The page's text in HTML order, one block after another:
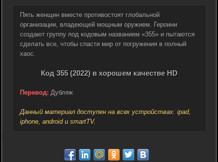
Пять женщин вместе противостоят глобальной
организации, владеющей мощным оружием. Героини
создают группу под кодовым названием «355» и пытаются
сделать все, чтобы спасти мир от погружения в полный
хаос.
Код 355 (2022) в хорошем качестве HD
Перевод: Дубляж
Данный материал доступен на всех устройствах: ipad,
iphone, android и smartTV.